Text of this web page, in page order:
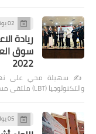
02 يونيو 2022
ريادة
سوق
2022
والتكنولوجيا (LBT) ملتقى مستقبل سوق العمل (ملت…
05 يوليو 2022